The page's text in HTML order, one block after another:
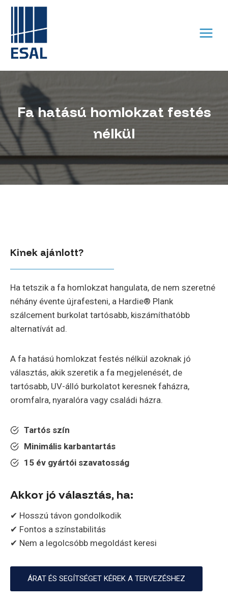
Skip
content
Fa hatású homlokzat festés
nélkül
Kinek ajánlott?
Ha tetszik a fa homlokzat hangulata, de nem szeretné
néhány évente újrafesteni, a Hardie® Plank
szálcement burkolat tartósabb, kiszámíthatóbb
alternatívát ad.
A fa hatású homlokzat festés nélkül azoknak jó
választás, akik szeretik a fa megjelenését, de
tartósabb, UV-álló burkolatot keresnek faházra,
oromfalra, nyaralóra vagy családi házra.
Tartós szín
Minimális karbantartás
15 év gyártói szavatosság
Akkor jó választás, ha:
✔ Hosszú távon gondolkodik
✔ Fontos a színstabilitás
✔ Nem a legolcsóbb megoldást keresi
ÁRAT ÉS SEGÍTSÉGET KÉREK A TERVEZÉSHEZ